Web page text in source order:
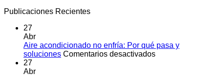
Publicaciones Recientes
27
Abr
Aire acondicionado no enfría: Por qué pasa y
soluciones Comentarios desactivadosen
27
Abr